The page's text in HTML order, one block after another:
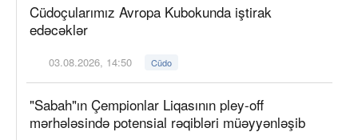
Cüdoçularımız Avropa Kubokunda iştirak
edəcəklər
03.08.2026, 14:50 Cüdo
"Sabah"ın Çempionlar Liqasının pley-off
mərhələsində potensial rəqibləri müəyyənləşib